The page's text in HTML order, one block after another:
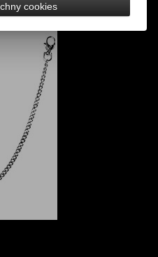
cookies